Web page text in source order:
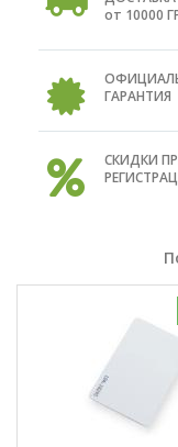
от 10000
ГАРАНТИЯ
СКИДКИ